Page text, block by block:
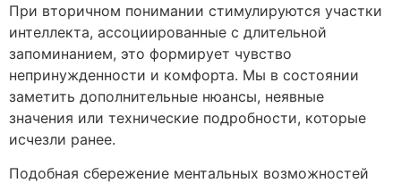
При вторичном понимании стимулируются участки
интеллекта, ассоциированные с длительной
запоминанием, это формирует чувство
непринужденности и комфорта. Мы в состоянии
заметить дополнительные нюансы, неявные
значения или технические подробности, которые
исчезли ранее.
Подобная сбережение ментальных возможностей